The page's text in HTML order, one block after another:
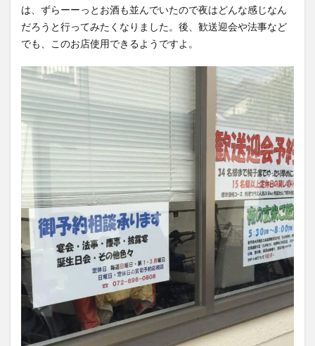
は、ずらーーっとお酒も並んでいたので夜はどんな感じなん
だろうと行ってみたくなりました。後、歓送迎会や法事など
でも、このお店使用できるようですよ。